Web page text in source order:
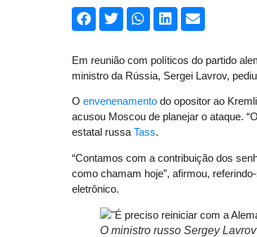
Em reunião com políticos do partido
ministro da Rússia, Sergei Lavrov,
O envenenamento do opositor ao
acusou Moscou de planejar o ataque.
estatal russa Tass.
“Contamos com a contribuição dos
como chamam hoje”, afirmou,
eletrônico.
O ministro russo Sergey